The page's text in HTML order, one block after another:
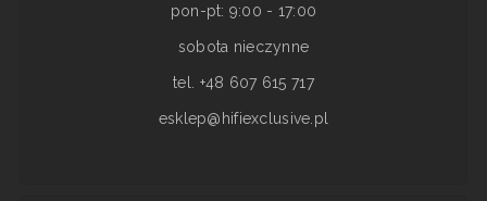
pon-pt: 9:00 - 17:00
sobota nieczynne
tel. +48 607 615 717
esklep@hifiexclusive.pl